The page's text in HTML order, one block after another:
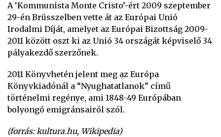
A ‘Kommunista Monte Cristo’-ért 2009 szeptember
29-én Brüsszelben vette át az Európai Unió
Irodalmi Díját, amelyet az Európai Bizottság 2009-
2011 között oszt ki az Unió 34 országát képviselő 34
pályakezdő szerzőnek.
2011 Könyvhetén jelent meg az Európa
Könyvkiadónál a “Nyughatatlanok” című
történelmi regénye, ami 1848-49 Európában
bolyongó emigránsairól szól.
(forrás: kultura.hu, Wikipedia)